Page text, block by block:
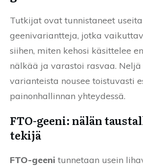
Tutkijat ovat tunnistaneet useita
geenivariantteja, jotka
siihen, miten kehosi käsittelee
nälkää ja varastoi rasvaa. Neljä
varianteista nousee toistuvasti
painonhallinnan yhteydessä.
FTO-geeni: nälän
tekijä
FTO-geeni tunnetaan usein